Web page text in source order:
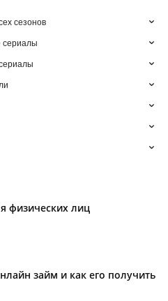
сезонов
физических лиц
займ и как его получить